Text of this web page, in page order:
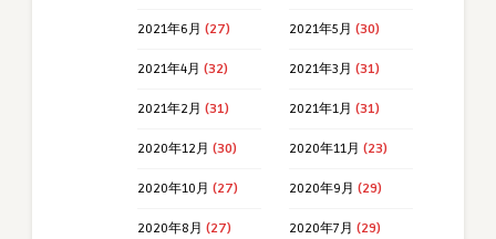
2021年6月 (27) 2021年5月 (30)
2021年4月 (32) 2021年3月 (31)
2021年2月 (31) 2021年1月 (31)
2020年12月 (30) 2020年11月 (23)
2020年10月 (27) 2020年9月 (29)
2020年8月 (27) 2020年7月 (29)